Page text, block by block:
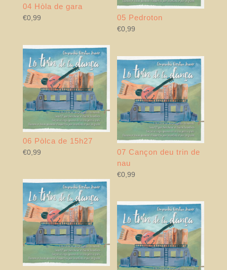
04 Hòla de gara
€0,99 05 Pedroton
€0,99
06 Pòlca de 15h27
€0,99
07 Cançon deu trin de
nau
€0,99